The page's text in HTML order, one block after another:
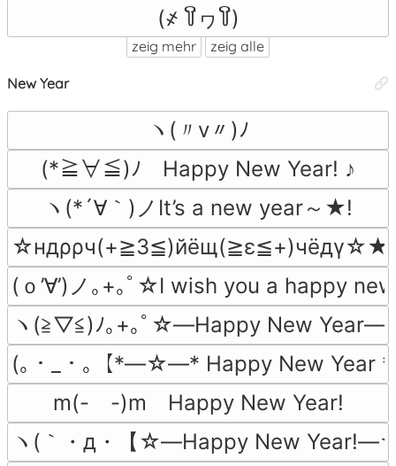
(҂ ꒦ິヮ꒦ິ)
zeig mehr zeig alle
New Year
ヽ(〃v〃)ﾉ
(*≧∀≦)ﾉ　Happy New Year! ♪
ヽ(*´∀｀)ノIt’s a new year～★!
☆ндρρч(+≧3≦)йёщ(≧ε≦+)чёдγ☆★
(ｏ’∀’)ノ｡+｡ﾟ☆I wish you a happy
ヽ(≧▽≦)ﾉ｡+｡ﾟ☆―Happy New
(｡・_・｡【*―☆―* Happy New Year
m(-　-)m　Happy New Year!
ヽ(｀・д・【☆―Happy New